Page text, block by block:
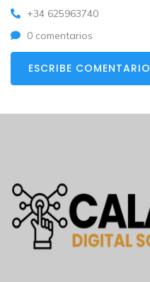
+34 625963740
0 comentarios
ESCRIBE COMENTARIO